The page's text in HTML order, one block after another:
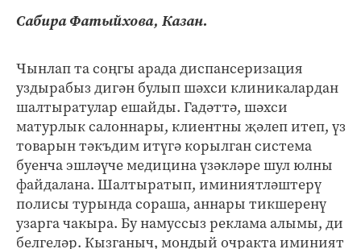
Сабира Фатыйхова, Казан.
Чынлап та соңгы арада диспансеризация
уздырабыз дигән булып шәхси клиникалардан
шалтыратулар ешайды. Гадәттә, шәхси
матурлык салоннары, клиентны җәлеп итеп, үз
товарын тәкъдим итүгә корылган система
буенча эшләүче медицина үзәкләре шул юлны
файдалана. Шалтыратып, иминиятләштерү
полисы турында сораша, аннары тикшеренү
узарга чакыра. Бу намуссыз реклама алымы, ди
белгеләр. Кызганыч, мондый очракта иминият